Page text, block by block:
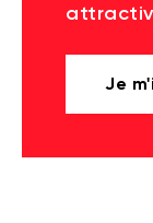
Je